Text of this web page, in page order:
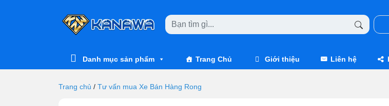
Danh mục sản phẩm Trang Chủ Giới thiệu Liên hệ
Trang chủ / Tư vấn mua Xe Bán Hàng Rong